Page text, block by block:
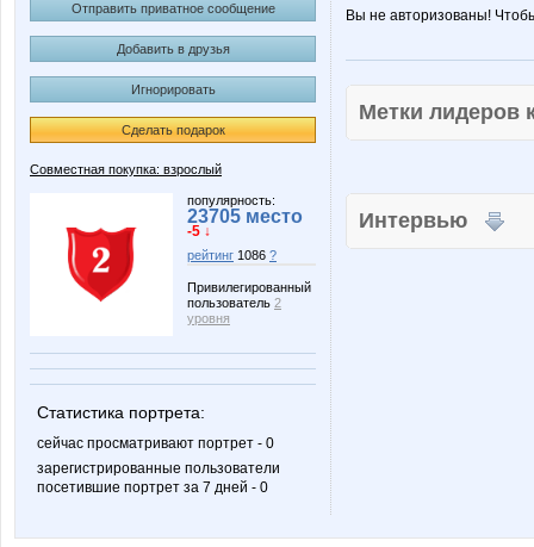
Отправить приватное сообщение
Добавить в друзья
Игнорировать
Сделать подарок
Совместная покупка: взрослый
популярность:
23705 место
-5 ↓
рейтинг 1086 ?
Привилегированный
пользователь 2
уровня
Статистика портрета:
сейчас просматривают портрет - 0
зарегистрированные пользователи
посетившие портрет за 7 дней - 0
Вы не авторизованы!
Метки
Интервью